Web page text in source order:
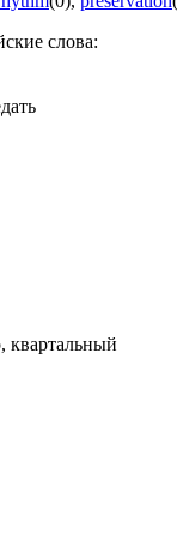
слова:
квартальный